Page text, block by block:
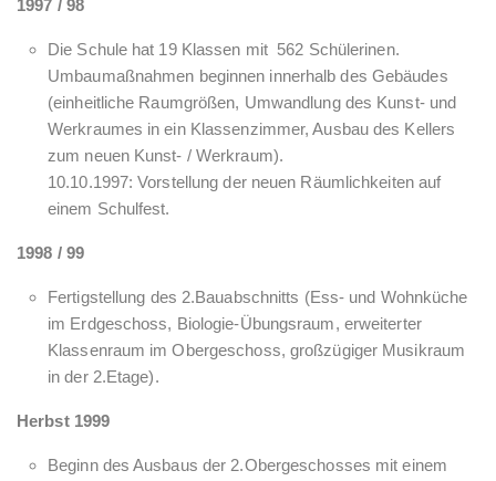
1997 / 98
Die Schule hat 19 Klassen mit 562 Schülerinen.
Umbaumaßnahmen beginnen innerhalb des Gebäudes
(einheitliche Raumgrößen, Umwandlung des Kunst- und
Werkraumes in ein Klassenzimmer, Ausbau des Kellers
zum neuen Kunst- / Werkraum).
10.10.1997: Vorstellung der neuen Räumlichkeiten auf
einem Schulfest.
1998 / 99
Fertigstellung des 2.Bauabschnitts (Ess- und Wohnküche
im Erdgeschoss, Biologie-Übungsraum, erweiterter
Klassenraum im Obergeschoss, großzügiger Musikraum
in der 2.Etage).
Herbst 1999
Beginn des Ausbaus der 2.Obergeschosses mit einem